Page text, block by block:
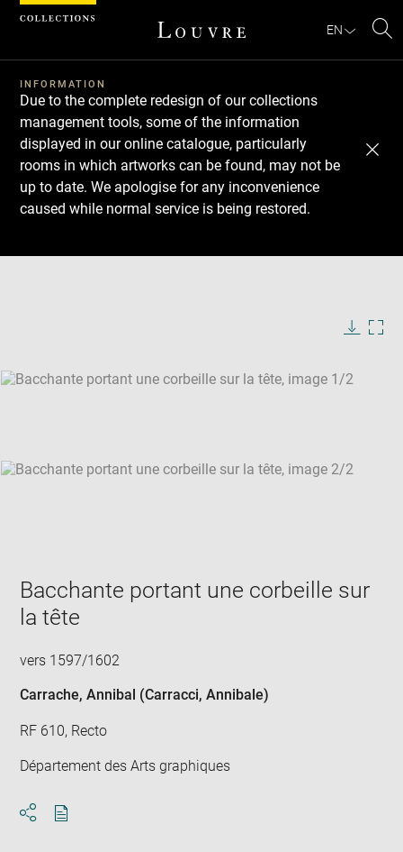
EN
INFORMATION
Due to the complete redesign of our collections
management tools, some of the information
displayed in our online catalogue, particularly
rooms in which artworks can be found, may not be
up to date. We apologise for any inconvenience
caused while normal service is being restored.
SKIP IMAGE CAROUSEL
Download
Next
Previous
Bacchante portant une corbeille sur
la tête
vers 1597/1602
Carrache, Annibal (Carracci, Annibale)
RF 610, Recto
Département des Arts graphiques
Cookies management panel